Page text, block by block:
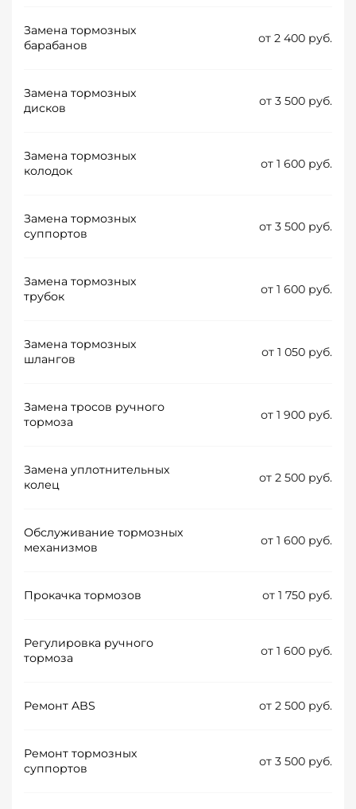
Замена тормозных
барабанов
от 2 400 руб.
Замена тормозных
дисков
от 3 500 руб.
Замена тормозных
колодок
от 1 600 руб.
Замена тормозных
суппортов
от 3 500 руб.
Замена тормозных
трубок
от 1 600 руб.
Замена тормозных
шлангов
от 1 050 руб.
Замена тросов ручного
тормоза
от 1 900 руб.
Замена уплотнительных
колец
от 2 500 руб.
Обслуживание тормозных
механизмов
от 1 600 руб.
Прокачка тормозов от 1 750 руб.
Регулировка ручного
тормоза
от 1 600 руб.
Ремонт ABS от 2 500 руб.
Ремонт тормозных
суппортов
от 3 500 руб.